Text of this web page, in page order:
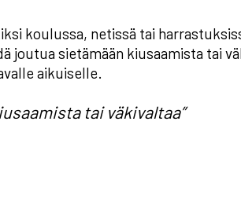
koulussa, netissä tai
joutua sietämään kiusaamista tai
aikuiselle.
tai väkivaltaa”